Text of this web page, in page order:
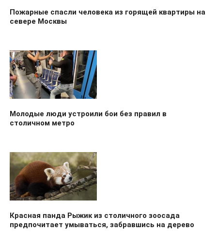
Пожарные спасли человека из горящей квартиры на
севере Москвы
Молодые люди устроили бои без правил в
столичном метро
Красная панда Рыжик из столичного зоосада
предпочитает умываться, забравшись на дерево